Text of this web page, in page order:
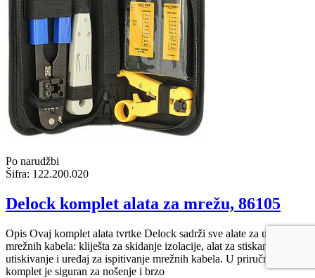
Po narudžbi
Šifra: 122.200.020
Delock komplet alata za mrežu, 86105
Opis Ovaj komplet alata tvrtke Delock sadrži sve alate za ugradnju
mrežnih kabela: kliješta za skidanje izolacije, alat za stiskanje, alat za
utiskivanje i uređaj za ispitivanje mrežnih kabela. U priručnoj torbici
komplet je siguran za nošenje i brzo